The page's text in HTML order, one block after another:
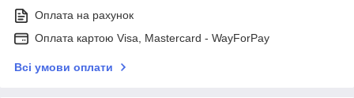
Оплата на рахунок
Оплата картою Visa, Mastercard - WayForPay
Всі умови оплати